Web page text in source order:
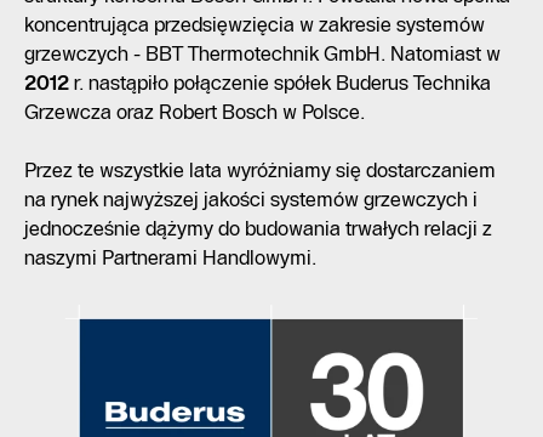
koncentrująca przedsięwzięcia w zakresie systemów
grzewczych - BBT Thermotechnik GmbH. Natomiast w
2012 r. nastąpiło połączenie spółek Buderus Technika
Grzewcza oraz Robert Bosch w Polsce.
Przez te wszystkie lata wyróżniamy się dostarczaniem
na rynek najwyższej jakości systemów grzewczych i
jednocześnie dążymy do budowania trwałych relacji z
naszymi Partnerami Handlowymi.